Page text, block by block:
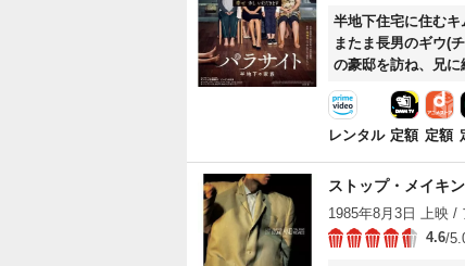
半地下住宅に住む
またま長男のギウ(
の豪邸を訪ね、兄に
レンタル 定額 定額
ストップ・メイキ
1985年8月3日 上映 /
4.6/